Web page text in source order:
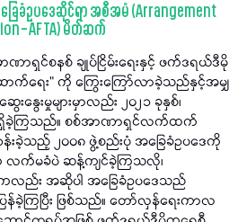
ြေခံဥပဒေဆိုင်ရာ အစီအမံ (Arrangement
– AFTA) မိတ်ဆက်
ာရှင်စနစ် ချုပ်ငြိမ်းရေးနှင့် ဖက်ဒရယ်ဒီမို
ရေး” ကို ကြွေးကြော်လာခဲ့သည်နှင့်အမျှ
နွေးမှုများမှာလည်း ၂၀၂၁ ခုနှစ်၊
ခဲ့ကြသည်။ စစ်အာဏာရှင်လက်ထက်
န်းခဲ့သည့် ၂၀၀၈ ဖွဲ့စည်းပုံ အခြေခံဥပဒေကို
လက်မခံပဲ ဆန့်ကျင်ခဲ့ကြသလို၊
လည်း အဆိုပါ အခြေခံဥပဒေသည်
ြန်ခဲ့ကြပြီး ဖြစ်သည်။ တော်လှန်ရေးကာလ